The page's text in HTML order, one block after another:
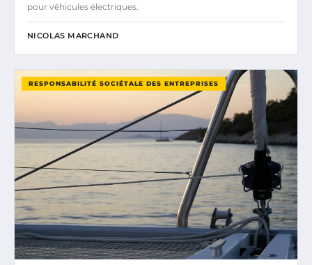
pour véhicules électriques.
NICOLAS MARCHAND
RESPONSABILITÉ SOCIÉTALE DES ENTREPRISES